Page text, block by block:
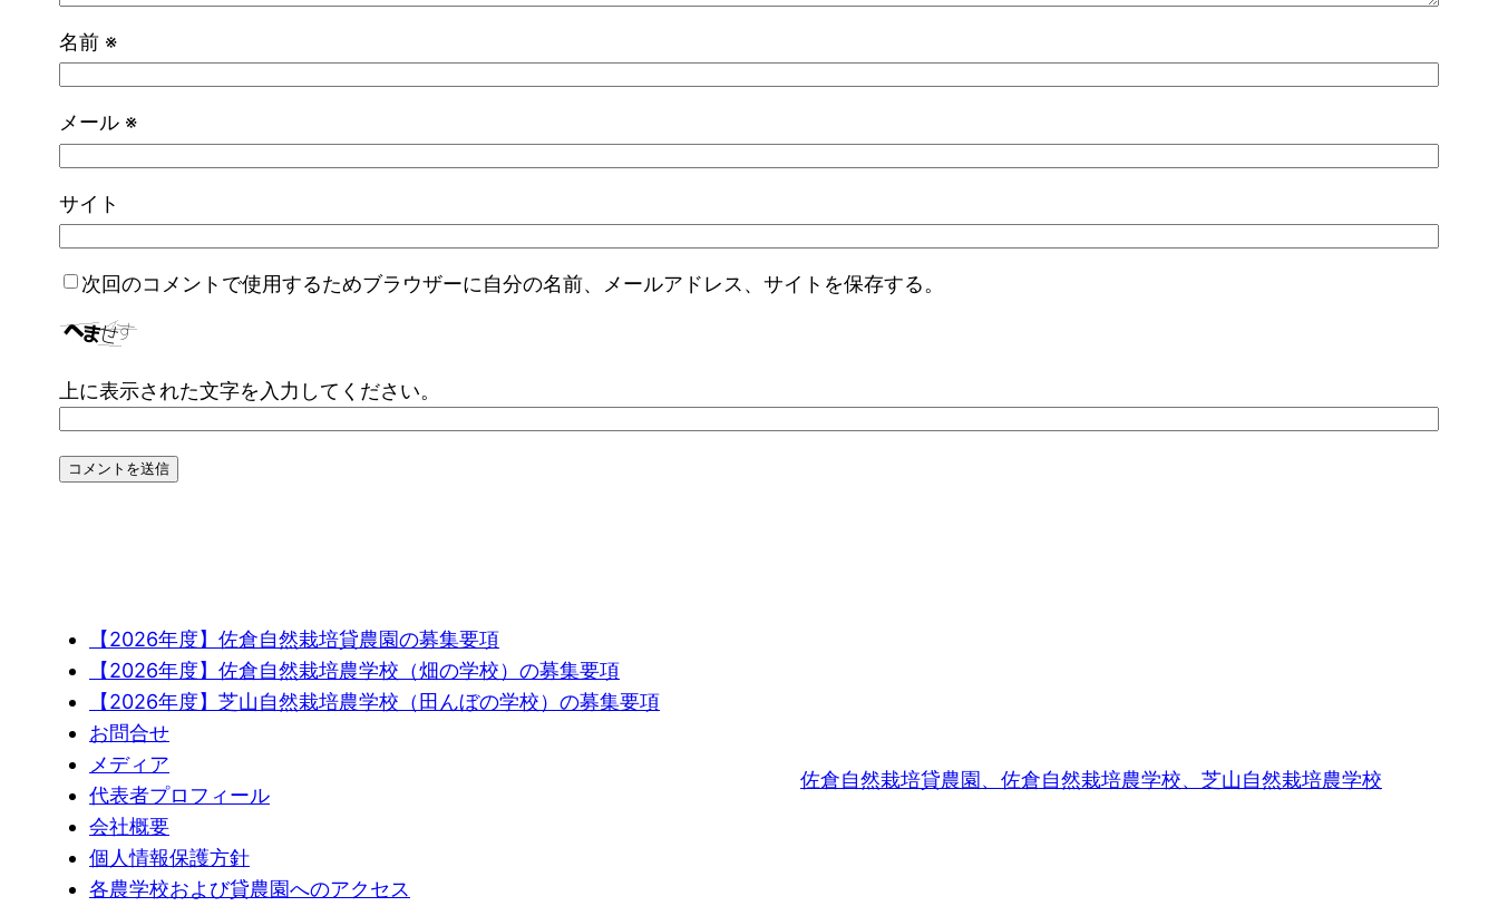
名前 ※
メール ※
サイト
次回のコメントで使用するためブラウザーに自分の名前、メールアドレス、サイトを保存する。
上に表示された文字を入力してください。
【2026年度】佐倉自然栽培貸農園の募集要項
【2026年度】佐倉自然栽培農学校（畑の学校）の募集要項
【2026年度】芝山自然栽培農学校（田んぼの学校）の募集要項
お問合せ
メディア
代表者プロフィール
会社概要
個人情報保護方針
各農学校および貸農園へのアクセス
佐倉自然栽培貸農園、佐倉自然栽培農学校、芝山自然栽培農学校